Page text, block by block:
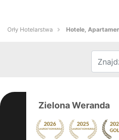
Orły Hotelarstwa Hotele,
Zielona Weranda